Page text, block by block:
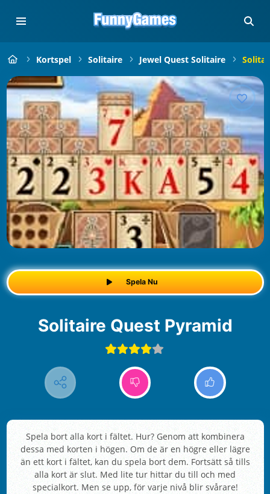
Kortspel Solitaire Jewel Quest Solitaire
Spela Nu
Solitaire Quest Pyramid
Spela bort alla kort i fältet. Hur? Genom att kombinera
dessa med korten i högen. Om de är en högre eller lägre
än ett kort i fältet, kan du spela bort dem. Fortsätt så tills
alla kort är slut. Med lite tur hittar du till och med
specialkort. Men se upp, för varje nivå blir svårare!